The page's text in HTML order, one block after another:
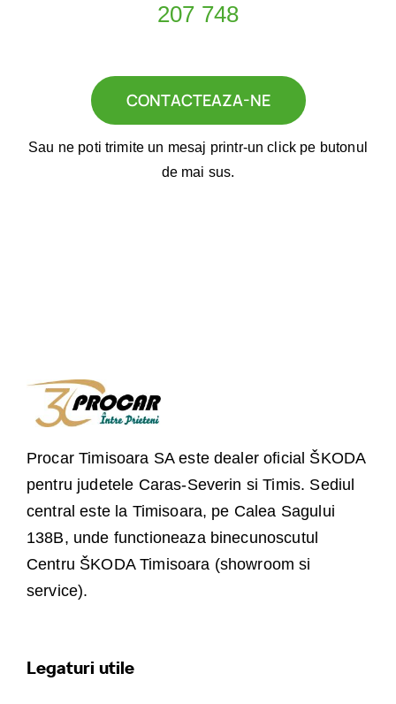
207 748
CONTACTEAZA-NE
Sau ne poti trimite un mesaj printr-un click pe butonul
de mai sus.
Procar Timisoara SA este dealer oficial ŠKODA
pentru judetele Caras-Severin si Timis. Sediul
central este la Timisoara, pe Calea Sagului
138B, unde functioneaza binecunoscutul
Centru ŠKODA Timisoara (showroom si
service).
Legaturi utile